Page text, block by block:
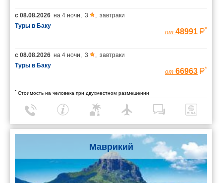
с 08.08.2026 на 4 ночи 3
завтраки
Туры в Баку
от 48991 *
с 08.08.2026 на 4 ночи 3
завтраки
Туры в Баку
от 66963 *
* Стоимость на человека при двухместном размещении
Маврикий